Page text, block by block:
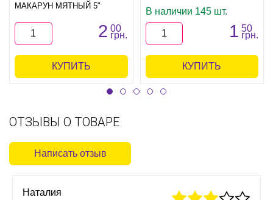
МАКАРУН МЯТНЫЙ 5"
2 00
грн.
КУПИТЬ
В наличии 145 шт.
1 50
грн.
КУПИТЬ
ОТЗЫВЫ О ТОВАРЕ
Написать отзыв
Наталия